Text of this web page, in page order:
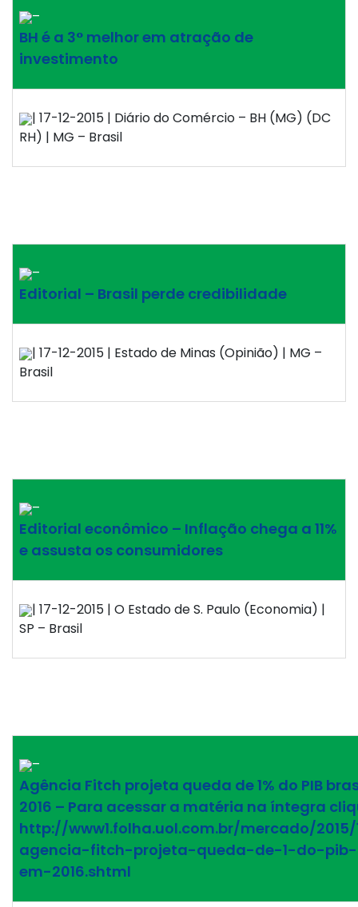
–
BH é a 3° melhor em atração de
investimento
| 17-12-2015 | Diário do Comércio – BH (MG) (DC
RH) | MG – Brasil
–
Editorial – Brasil perde credibilidade
| 17-12-2015 | Estado de Minas (Opinião) | MG –
Brasil
–
Editorial econômico – Inflação chega a 11%
e assusta os consumidores
| 17-12-2015 | O Estado de S. Paulo (Economia) |
SP – Brasil
–
Agência Fitch projeta queda de 1% do PIB
2016 – Para acessar a matéria na íntegra
http://www1.folha.uol.com.br/mercado/2015/
agencia-fitch-projeta-queda-de-1-do-
em-2016.shtml